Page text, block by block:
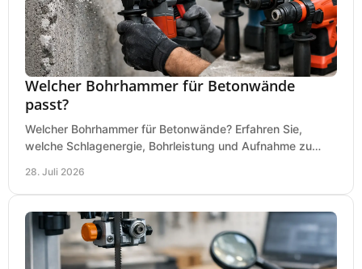
Welcher Bohrhammer für Betonwände
passt?
Welcher Bohrhammer für Betonwände? Erfahren Sie,
welche Schlagenergie, Bohrleistung und Aufnahme zu
28. Juli 2026